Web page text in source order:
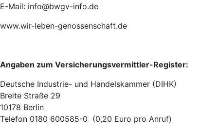
E-Mail: info@bwgv-info.de
www.wir-leben-genossenschaft.de
Angaben zum Versicherungsvermittler-Register:
Deutsche Industrie- und Handelskammer (DIHK)
Breite Straße 29
10178 Berlin
Telefon 0180 600585-0 (0,20 Euro pro Anruf)